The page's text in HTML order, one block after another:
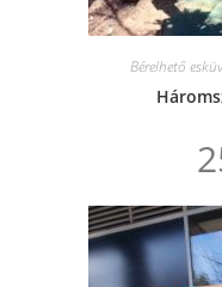
Bérelhető